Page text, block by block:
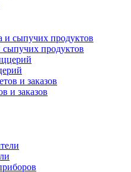
сыпучих продуктов
и заказов